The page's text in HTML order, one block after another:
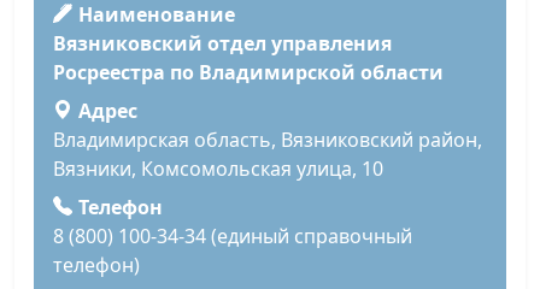
Наименование
Вязниковский отдел управления
Росреестра по Владимирской области
Адрес
Владимирская область, Вязниковский район,
Вязники, Комсомольская улица, 10
Телефон
8 (800) 100-34-34 (единый справочный
телефон)